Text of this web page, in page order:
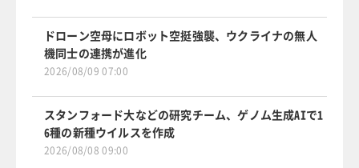
ドローン空母にロボット空挺強襲、ウクライナの無人
機同士の連携が進化
2026/08/09 07:00
スタンフォード大などの研究チーム、ゲノム生成AIで1
6種の新種ウイルスを作成
2026/08/08 09:00